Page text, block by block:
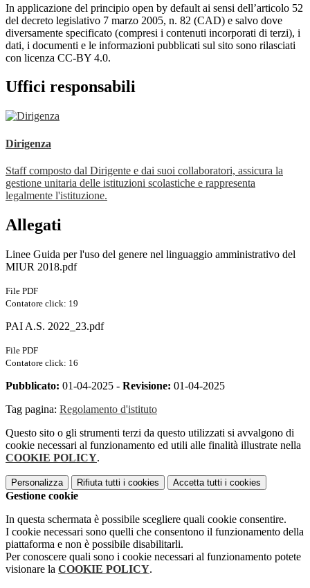
In applicazione del principio open by default ai sensi dell’articolo 52
del decreto legislativo 7 marzo 2005, n. 82 (CAD) e salvo dove
diversamente specificato (compresi i contenuti incorporati di terzi), i
dati, i documenti e le informazioni pubblicati sul sito sono rilasciati
con licenza CC-BY 4.0.
Uffici responsabili
Dirigenza
Staff composto dal Dirigente e dai suoi collaboratori, assicura la
gestione unitaria delle istituzioni scolastiche e rappresenta
legalmente l'istituzione.
Allegati
Linee Guida per l'uso del genere nel linguaggio amministrativo del
MIUR 2018.pdf
File PDF
Contatore click: 19
PAI A.S. 2022_23.pdf
File PDF
Contatore click: 16
Pubblicato: 01-04-2025 - Revisione: 01-04-2025
Tag pagina: Regolamento d'istituto
Questo sito o gli strumenti terzi da questo utilizzati si avvalgono di
cookie necessari al funzionamento ed utili alle finalità illustrate nella
COOKIE POLICY.
Personalizza Rifiuta tutti i cookies Accetta tutti i cookies
Gestione cookie
In questa schermata è possibile scegliere quali cookie consentire.
I cookie necessari sono quelli che consentono il funzionamento della
piattaforma e non è possibile disabilitarli.
Per conoscere quali sono i cookie necessari al funzionamento potete
visionare la COOKIE POLICY.